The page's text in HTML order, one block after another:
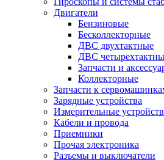
Двигатели
Бензиновые
Бесколлекторные
ДВС двухтактные
ДВС
Запчасти и
Коллекторные
Запчасти к
Зарядные устройства
Измерительные
Кабели и провода
Приемники
Прочая электроника
Разъемы и выключатели